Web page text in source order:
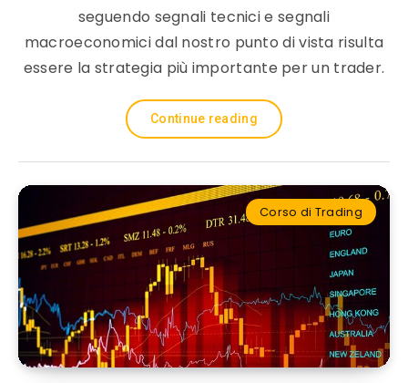
seguendo segnali tecnici e segnali
macroeconomici dal nostro punto di vista risulta
essere la strategia più importante per un trader.
Continue reading
Corso di Trading